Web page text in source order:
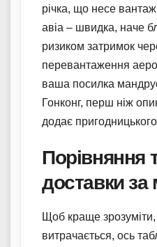
річка, що несе вантаж
авіа – швидка, наче
ризиком затримок
перевантаження
ваша посилка
Гонконг, перш ніж
додає
Порівняння
доставки
Щоб краще зрозуміти,
витрачається, ось